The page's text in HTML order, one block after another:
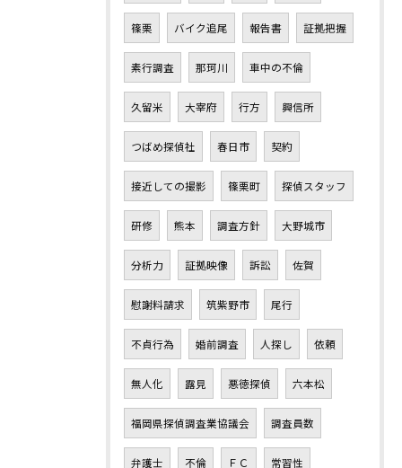
篠栗 バイク追尾 報告書 証拠把握
素行調査 那珂川 車中の不倫
久留米 大宰府 行方 興信所
つばめ探偵社 春日市 契約
接近しての撮影 篠栗町 探偵スタッフ
研修 熊本 調査方針 大野城市
分析力 証拠映像 訴訟 佐賀
慰謝料請求 筑紫野市 尾行
不貞行為 婚前調査 人探し 依頼
無人化 露見 悪徳探偵 六本松
福岡県探偵調査業協議会 調査員数
弁護士 不倫 ＦＣ 常習性